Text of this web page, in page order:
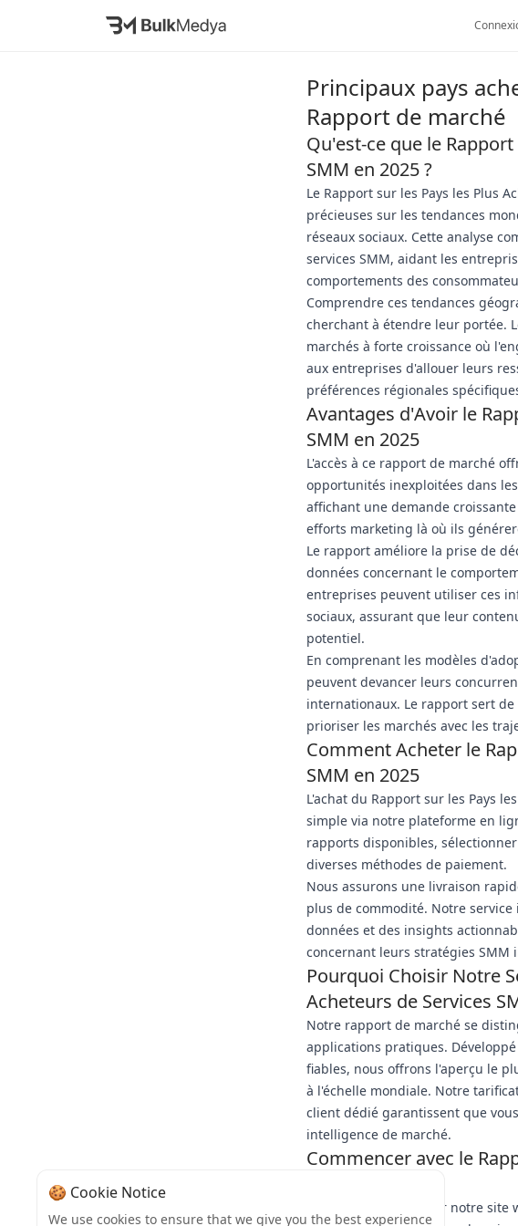
Principaux pays
Rapport de marché
Qu'est-ce que le
SMM en 2025 ?
Le Rapport sur les Pays les Plus
précieuses sur les tendances
réseaux sociaux. Cette analyse
services SMM, aidant les
comportements des
Comprendre ces tendances
cherchant à étendre leur portée.
marchés à forte croissance où
aux entreprises d'allouer leurs
préférences régionales
Avantages d'Avoir le
SMM en 2025
L'accès à ce rapport de marché
opportunités inexploitées dans
affichant une demande
efforts marketing là où ils
Le rapport améliore la prise de
données concernant le
entreprises peuvent utiliser ces
sociaux, assurant que leur
potentiel.
En comprenant les modèles
peuvent devancer leurs
internationaux. Le rapport sert
prioriser les marchés avec les
Comment Acheter le
SMM en 2025
L'achat du Rapport sur les Pays
simple via notre plateforme en
rapports disponibles,
diverses méthodes de paiement.
Nous assurons une livraison
plus de commodité. Notre
données et des insights
concernant leurs stratégies SMM
Pourquoi Choisir Notre
Acheteurs de Services
Notre rapport de marché se
applications pratiques.
fiables, nous offrons l'aperçu le
à l'échelle mondiale. Notre
client dédié garantissent que
intelligence de marché.
Commencer avec le
Commencez par visiter notre
🍪 Cookie Notice
We use cookies to ensure that we give you the best experience